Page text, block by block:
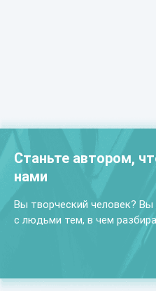
Станьте автором,
нами
Вы творческий человек?
с людьми тем, в чем